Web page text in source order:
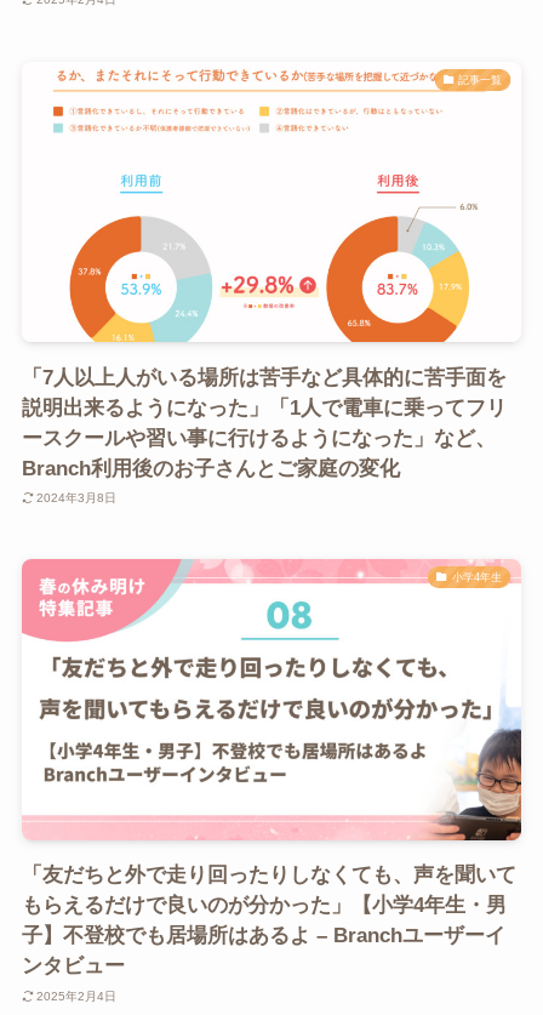
記事一覧
「7人以上人がいる場所は苦手など具体的に苦手面を
説明出来るようになった」「1人で電車に乗ってフリ
ースクールや習い事に行けるようになった」など、
Branch利用後のお子さんとご家庭の変化
2024年3月8日
小学4年生
「友だちと外で走り回ったりしなくても、声を聞いて
もらえるだけで良いのが分かった」【小学4年生・男
子】不登校でも居場所はあるよ – Branchユーザーイ
ンタビュー
2025年2月4日